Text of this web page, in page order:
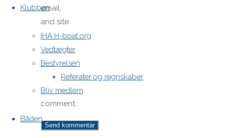
Klubben
IHA H-boat.org
Vedtægter
Bestyrelsen
Referater og regnskaber
Bliv medlem
Båden
email,
and site
URL in my
browser
for next
time I
post a
comment.